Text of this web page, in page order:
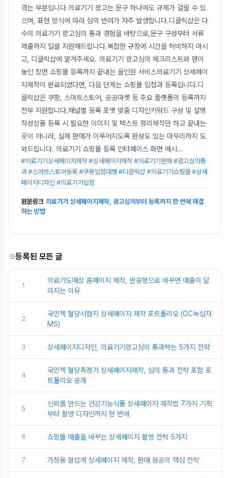
겪는 부분입니다.의료기기 광고는 문구 하나에도 규제가 걸릴 수 있
으며, 표현 방식에 따라 심의 반려가 자주 발생합니다.디클릭샵은 다
수의 의료기기 광고심의 통과 경험을 바탕으로,문구 구성부터 서류
제출까지 일괄 지원해드립니다.복잡한 규정에 시간을 허비하지 마시
고, 디클릭샵에 맡겨주세요. 의료기기 광고심의 체크리스트와 펜이
놓인 장면 쇼핑몰 등록까지 끝내는 올인원 서비스의료기기 상세페이
지제작이 완료되었다면, 다음 단계는 쇼핑몰 입점과 등록입니다.디
클릭샵은 쿠팡, 스마트스토어, 공공마켓 등 주요 플랫폼의 등록까지
전부 지원합니다.채널별 등록 포맷 맞춤 디자인키워드 구성 및 설명
작성상품 등록 시 필요한 이미지 및 텍스트 정리제작만 하고 끝내는
곳이 아니라, 실제 판매가 이루어지도록 완성도 있는 마무리까지 도
와드립니다. 의료기기 쇼핑몰 등록 인터페이스 화면 예시 ...
#의료기기상세페이지제작 #상세페이지제작 #의료기기판매 #광고심의통
과 #스마트스토어등록 #쿠팡입점대행 #디클릭샵 #의료기기쇼핑몰 #상세
페이지디자인 #의료기기입점
원문링크 의료기기 상세페이지제작, 광고심의부터 등록까지 한 번에 해결
하는 방법
등록된 모든 글
1
의료기도매상 홈페이지 제작, 반응형으로 바꾸면 매출이 달
라지는 이유
2
국민첵 혈당시험지 상세페이지 제작 포트폴리오 (GC녹십자
MS)
3 상세페이지디자인, 의료기기광고심의 통과하는 5가지 전략
4
국민첵 혈당측정기 상세페이지제작, 심의 통과 전략 포함 포
트폴리오 공개
5
신뢰를 만드는 건강기능식품 상세페이지 제작법 7가지 기획
부터 촬영 디자인까지 한 번에
6 쇼핑몰 매출을 바꾸는 상세페이지 촬영 전략 5가지
7 가정용 혈압계 상세페이지 제작, 판매 성공의 핵심 전략